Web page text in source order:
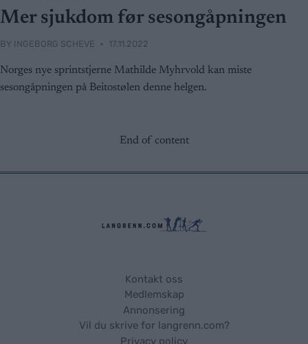
Mer sjukdom før sesongåpningen
BY INGEBORG SCHEVE 17.11.2022
Norges nye sprintstjerne Mathilde Myhrvold kan miste
sesongåpningen på Beitostølen denne helgen.
End of content
Kontakt oss
Medlemskap
Annonsering
Vil du skrive for langrenn.com?
Privacy policy